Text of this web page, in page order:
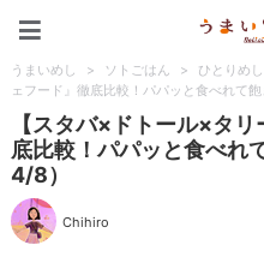
うまいめし > ソトごはん > ひとりめし
ェフード』徹底比較！パパッと食べれて
【スタバ×ドトール×タ
底比較！パパッと食べれ
4/8）
Chihiro